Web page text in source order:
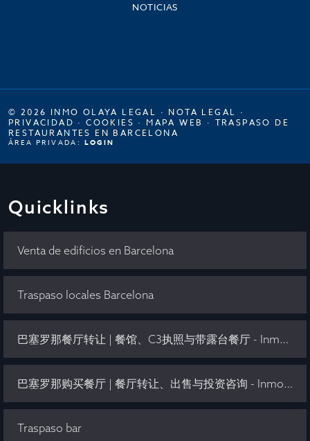
NOTICIAS
© 2026 INMO OLAYA LEGAL · NOTA LEGAL ·
PRIVACIDAD ·COOKIES · MAPA WEB · TRASPASO DE
RESTAURANTES EN BARCELONA
ÁREA PRIVADA: LOGIN
Quicklinks
Venta de edificios en Barcelona
Traspaso locales Barcelona
巴塞罗那餐厅转让 | 餐馆、C3执照与带露台餐厅 - Inmo Olaya
巴塞罗那购买餐厅 | 餐厅转让、出售与投资咨询 - Inmo Olaya
Traspaso bar